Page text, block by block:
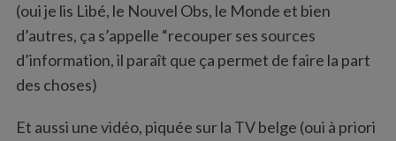
(oui je lis Libé, le Nouvel Obs, le Monde et bien
d’autres, ça s’appelle “recouper ses sources
d’information, il paraît que ça permet de faire la part
des choses)
Et aussi une vidéo, piquée sur la TV belge (oui à priori
S
a